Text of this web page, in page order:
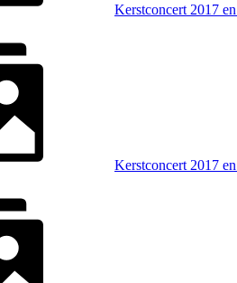
Kerstconcert 2017
Kerstconcert 2017